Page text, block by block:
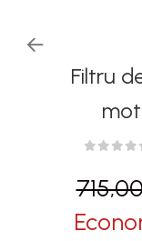
Filtru